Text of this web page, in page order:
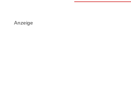
Anzeige